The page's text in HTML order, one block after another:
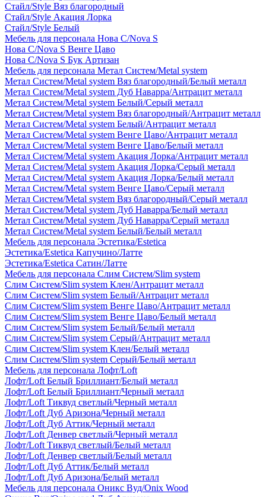
Стайл/Style Вяз благородный
Стайл/Style Акация Лорка
Стайл/Style Белый
Мебель для персонала Нова С/Nova S
Нова С/Nova S Венге Цаво
Нова С/Nova S Бук Артизан
Мебель для персонала Метал Систем/Metal system
Метал Систем/Metal system Вяз благородный/Белый металл
Метал Систем/Metal system Дуб Наварра/Антрацит металл
Метал Систем/Metal system Белый/Серый металл
Метал Систем/Metal system Вяз благородный/Антрацит металл
Метал Систем/Metal system Белый/Антрацит металл
Метал Систем/Metal system Венге Цаво/Антрацит металл
Метал Систем/Metal system Венге Цаво/Белый металл
Метал Систем/Metal system Акация Лорка/Антрацит металл
Метал Систем/Metal system Акация Лорка/Серый металл
Метал Систем/Metal system Акация Лорка/Белый металл
Метал Систем/Metal system Венге Цаво/Серый металл
Метал Систем/Metal system Вяз благородный/Серый металл
Метал Систем/Metal system Дуб Наварра/Белый металл
Метал Систем/Metal system Дуб Наварра/Серый металл
Метал Систем/Metal system Белый/Белый металл
Мебель для персонала Эстетика/Estetica
Эстетика/Estetica Капучино/Латте
Эстетика/Estetica Сатин/Латте
Мебель для персонала Слим Систем/Slim system
Слим Систем/Slim system Клен/Антрацит металл
Слим Систем/Slim system Белый/Антрацит металл
Слим Систем/Slim system Венге Цаво/Антрацит металл
Слим Систем/Slim system Венге Цаво/Белый металл
Слим Систем/Slim system Белый/Белый металл
Слим Систем/Slim system Серый/Антрацит металл
Слим Систем/Slim system Клен/Белый металл
Слим Систем/Slim system Серый/Белый металл
Мебель для персонала Лофт/Loft
Лофт/Loft Белый Бриллиант/Белый металл
Лофт/Loft Белый Бриллиант/Черный металл
Лофт/Loft Тиквуд светлый/Черный металл
Лофт/Loft Дуб Аризона/Черный металл
Лофт/Loft Дуб Аттик/Черный металл
Лофт/Loft Денвер светлый/Черный металл
Лофт/Loft Тиквуд светлый/Белый металл
Лофт/Loft Денвер светлый/Белый металл
Лофт/Loft Дуб Аттик/Белый металл
Лофт/Loft Дуб Аризона/Белый металл
Мебель для персонала Оникс Вуд/Onix Wood